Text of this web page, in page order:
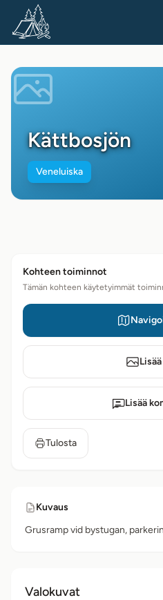
Kättbosjön
Veneluiska
Kohteen toiminnot
Tämän kohteen käytetyimmät
Lisää
Tulosta
Kuvaus
Grusramp vid bystugan,
Valokuvat